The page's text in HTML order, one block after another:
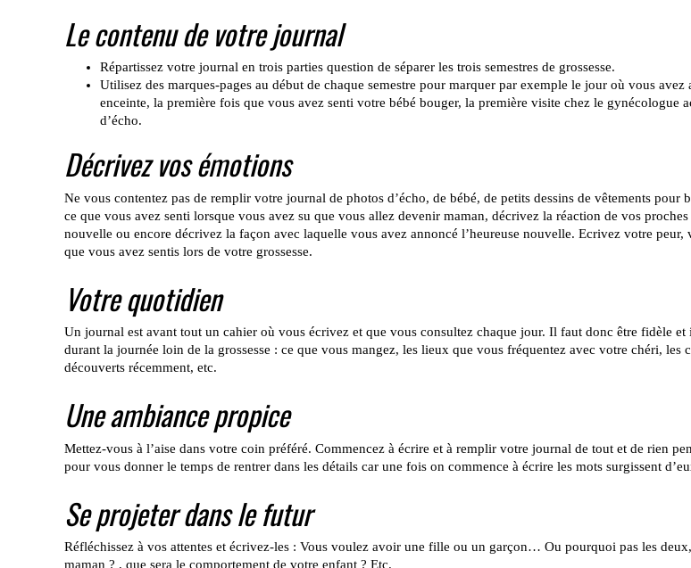
Le contenu de votre journal
Répartissez votre journal en trois parties question de séparer les trois semestres de grossesse.
Utilisez des marques-pages au début de chaque semestre pour marquer par exemple le jour où vous avez
enceinte, la première fois que vous avez senti votre bébé bouger, la première visite chez le gynécologue
d’écho.
Décrivez vos émotions
Ne vous contentez pas de remplir votre journal de photos d’écho, de bébé, de petits dessins de vêtements pour
ce que vous avez senti lorsque vous avez su que vous allez devenir maman, décrivez la réaction de vos
nouvelle ou encore décrivez la façon avec laquelle vous avez annoncé l’heureuse nouvelle. Ecrivez votre peur,
que vous avez sentis lors de votre grossesse.
Votre quotidien
Un journal est avant tout un cahier où vous écrivez et que vous consultez chaque jour. Il faut donc être fidèle et
durant la journée loin de la grossesse : ce que vous mangez, les lieux que vous fréquentez avec votre chéri, les
découverts récemment, etc.
Une ambiance propice
Mettez-vous à l’aise dans votre coin préféré. Commencez à écrire et à remplir votre journal de tout et de rien
pour vous donner le temps de rentrer dans les détails car une fois on commence à écrire les mots surgissent
Se projeter dans le futur
Réfléchissez à vos attentes et écrivez-les : Vous voulez avoir une fille ou un garçon… Ou pourquoi pas les
maman ? , que sera le comportement de votre enfant ? Etc.